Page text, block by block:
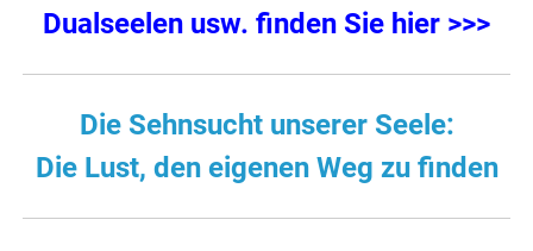
Dualseelen usw. finden Sie hier >>>
Die Sehnsucht unserer Seele:
Die Lust, den eigenen Weg zu finden